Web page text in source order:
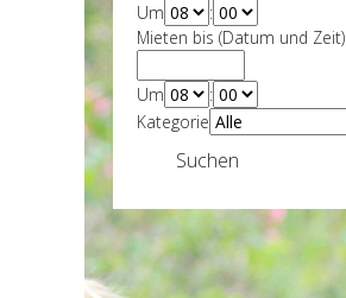
Um
:
Mieten bis (Datum und Zeit)
Um
:
Kategorie
Suchen